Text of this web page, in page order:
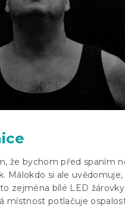
že bychom před spaním
Málokdo si ale
zejména bílé LED
místnost potlačuje